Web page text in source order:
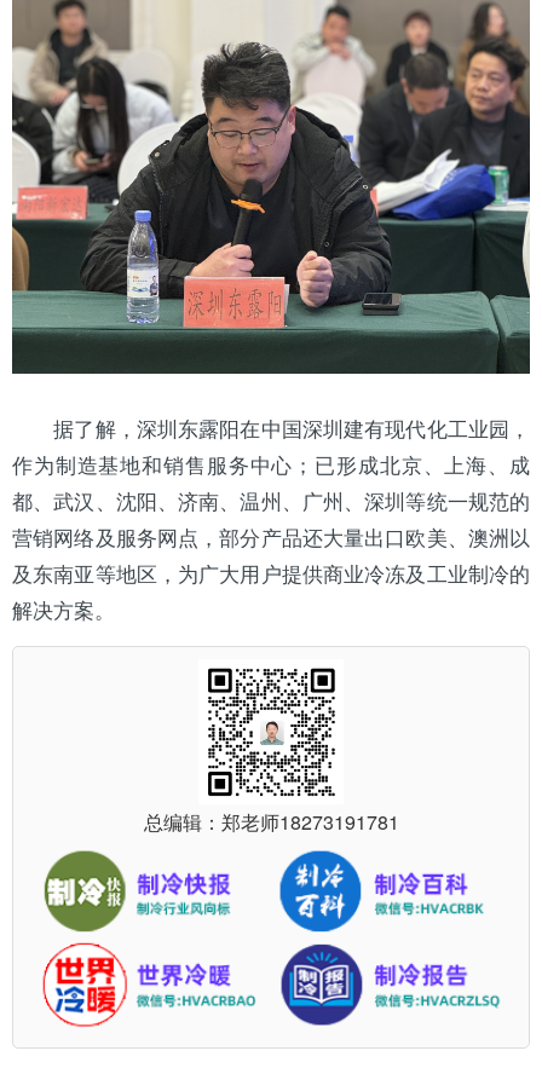
据了解，深圳东露阳在中国深圳建有现代化工业园，
作为制造基地和销售服务中心；已形成北京、上海、成
都、武汉、沈阳、济南、温州、广州、深圳等统一规范的
营销网络及服务网点，部分产品还大量出口欧美、澳洲以
及东南亚等地区，为广大用户提供商业冷冻及工业制冷的
解决方案。
总编辑：郑老师18273191781